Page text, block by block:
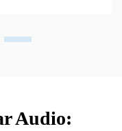
Audio: